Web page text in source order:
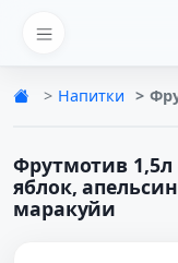
Напитки
Фрутмотив
яблок,
маракуйи